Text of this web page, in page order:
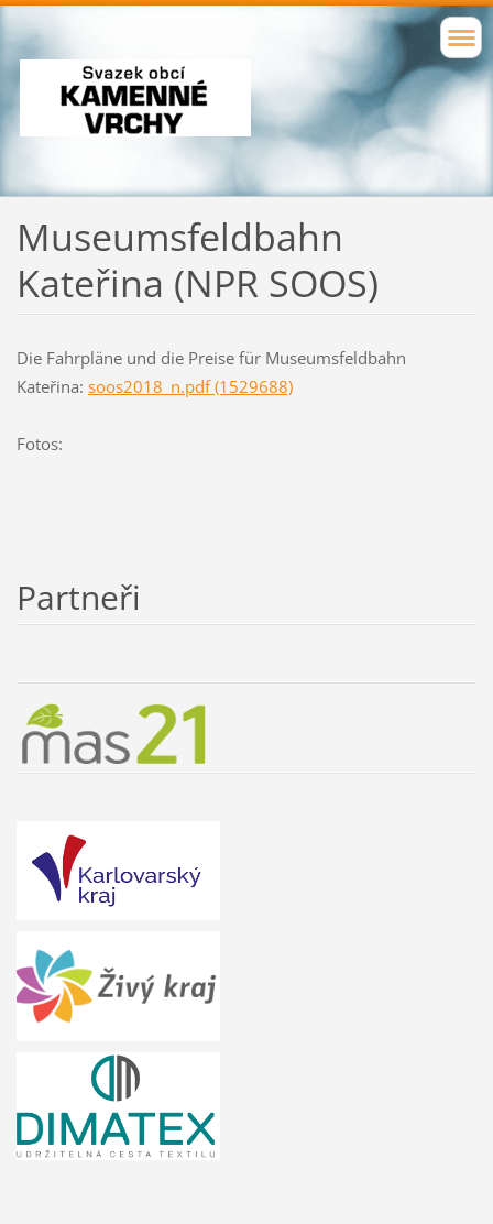
Museumsfeldbahn
Kateřina (NPR SOOS)
Die Fahrpläne und die Preise für Museumsfeldbahn
Kateřina: soos2018_n.pdf (1529688)
Fotos:
Partneři